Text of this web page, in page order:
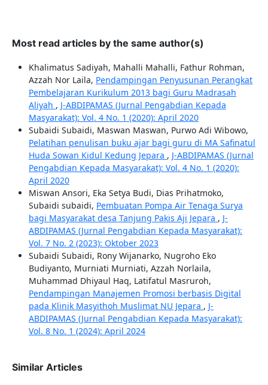
Most read articles by the same author(s)
Khalimatus Sadiyah, Mahalli Mahalli, Fathur Rohman,
Azzah Nor Laila, Pendampingan Penyusunan Perangkat
Pembelajaran Kurikulum 2013 bagi Guru Madrasah
Aliyah , J-ABDIPAMAS (Jurnal Pengabdian Kepada
Masyarakat): Vol. 4 No. 1 (2020): April 2020
Subaidi Subaidi, Maswan Maswan, Purwo Adi Wibowo,
Pelatihan penulisan buku ajar bagi guru di MA Safinatul
Huda Sowan Kidul Kedung Jepara , J-ABDIPAMAS (Jurnal
Pengabdian Kepada Masyarakat): Vol. 4 No. 1 (2020):
April 2020
Miswan Ansori, Eka Setya Budi, Dias Prihatmoko,
Subaidi subaidi, Pembuatan Pompa Air Tenaga Surya
bagi Masyarakat desa Tanjung Pakis Aji Jepara , J-
ABDIPAMAS (Jurnal Pengabdian Kepada Masyarakat):
Vol. 7 No. 2 (2023): Oktober 2023
Subaidi Subaidi, Rony Wijanarko, Nugroho Eko
Budiyanto, Murniati Murniati, Azzah Norlaila,
Muhammad Dhiyaul Haq, Latifatul Masruroh,
Pendampingan Manajemen Promosi berbasis Digital
pada Klinik Masyithoh Muslimat NU Jepara , J-
ABDIPAMAS (Jurnal Pengabdian Kepada Masyarakat):
Vol. 8 No. 1 (2024): April 2024
Similar Articles